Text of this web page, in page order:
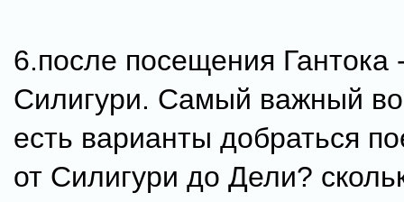
6.после посещения Гантока
Силигури. Самый важный
есть варианты добраться
от Силигури до Дели?